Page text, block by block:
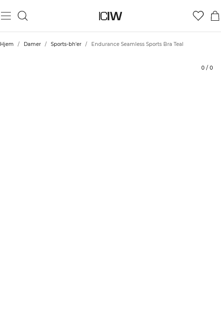
Hjem / Damer / Sports-bh'er / Endurance Seamless Sports Bra Teal
0 / 0